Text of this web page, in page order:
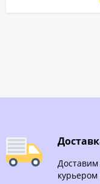
курьером